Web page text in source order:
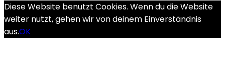
Diese Website benutzt Cookies. Wenn du die Website
weiter nutzt, gehen wir von deinem Einverständnis
aus.OK